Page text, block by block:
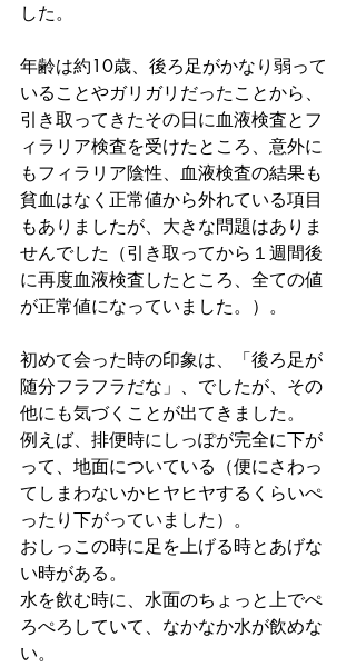
した。
年齢は約10歳、後ろ足がかなり弱って
いることやガリガリだったことから、
引き取ってきたその日に血液検査とフ
ィラリア検査を受けたところ、意外に
もフィラリア陰性、血液検査の結果も
貧血はなく正常値から外れている項目
もありましたが、大きな問題はありま
せんでした（引き取ってから１週間後
に再度血液検査したところ、全ての値
が正常値になっていました。）。
初めて会った時の印象は、「後ろ足が
随分フラフラだな」、でしたが、その
他にも気づくことが出てきました。
例えば、排便時にしっぽが完全に下が
って、地面についている（便にさわっ
てしまわないかヒヤヒヤするくらいぺ
ったり下がっていました）。
おしっこの時に足を上げる時とあげな
い時がある。
水を飲む時に、水面のちょっと上でぺ
ろぺろしていて、なかなか水が飲めな
い。